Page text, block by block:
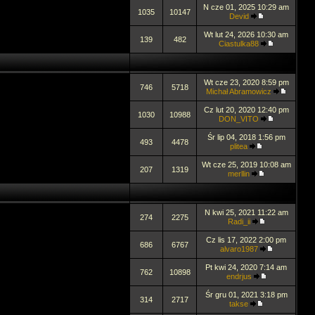
1035 10147
N cze 01, 2025 10:29 am
Devid
139 482
Wt lut 24, 2026 10:30 am
Ciastulka88
746 5718
Wt cze 23, 2020 8:59 pm
Michał Abramowicz
1030 10988
Cz lut 20, 2020 12:40 pm
DON_VITO
493 4478
Śr lip 04, 2018 1:56 pm
plitea
207 1319
Wt cze 25, 2019 10:08 am
merllin
274 2275
N kwi 25, 2021 11:22 am
Radi_ii
686 6767
Cz lis 17, 2022 2:00 pm
alvaro1987
762 10898
Pt kwi 24, 2020 7:14 am
endrjus
314 2717
Śr gru 01, 2021 3:18 pm
takse